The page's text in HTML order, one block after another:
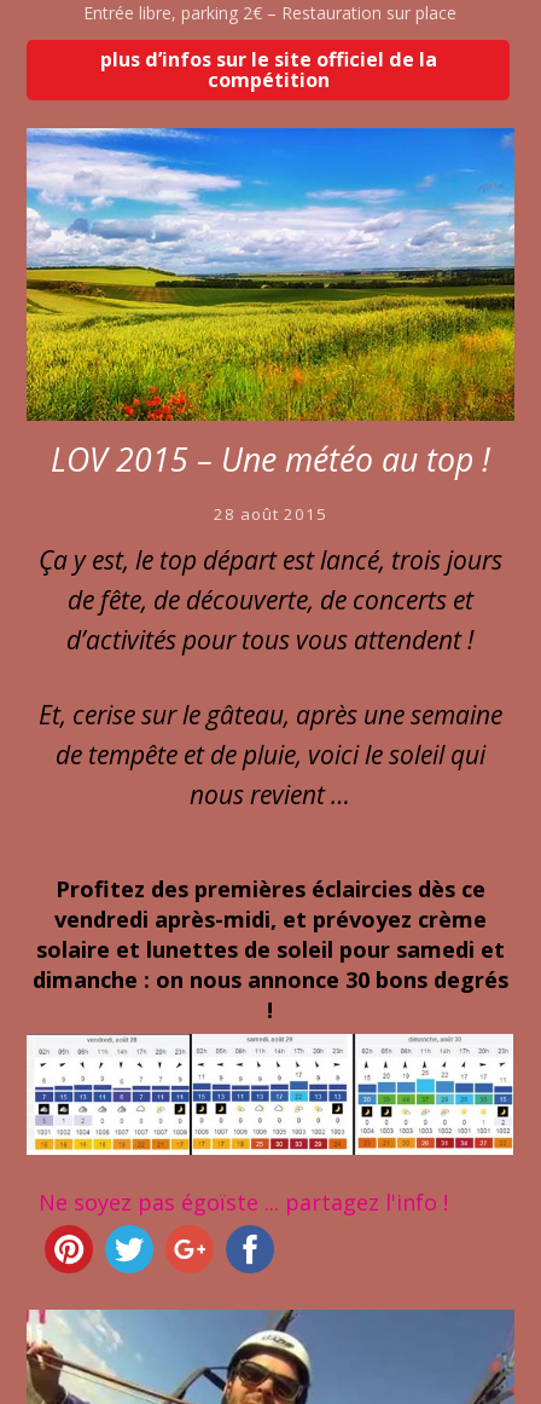
Entrée libre, parking 2€ – Restauration sur place
plus d’infos sur le site officiel de la
compétition
LOV 2015 – Une météo au top !
28 août 2015
Ça y est, le top départ est lancé, trois jours
de fête, de découverte, de concerts et
d’activités pour tous vous attendent !
Et, cerise sur le gâteau, après une semaine
de tempête et de pluie, voici le soleil qui
nous revient …
Profitez des premières éclaircies dès ce
vendredi après-midi, et prévoyez crème
solaire et lunettes de soleil pour samedi et
dimanche : on nous annonce 30 bons degrés
!
Ne soyez pas égoïste ... partagez l'info !